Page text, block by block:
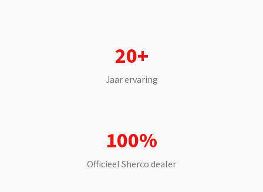
20+
Jaar ervaring
100%
OfficieelShercodealer